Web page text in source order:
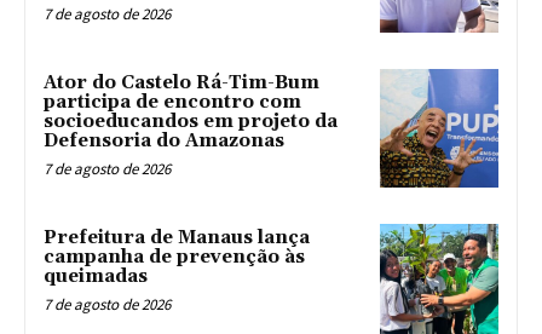
7 de agosto de 2026
Ator do Castelo Rá-Tim-Bum
participa de encontro com
socioeducandos em projeto da
Defensoria do Amazonas
7 de agosto de 2026
Prefeitura de Manaus lança
campanha de prevenção às
queimadas
7 de agosto de 2026